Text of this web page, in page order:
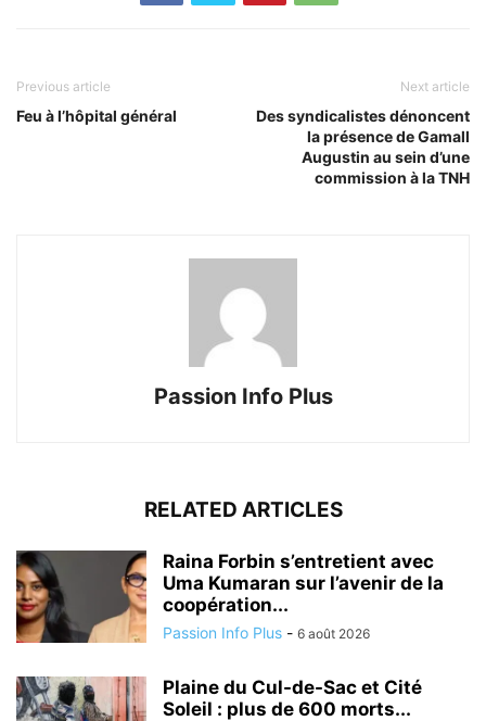
Previous article
Feu à l’hôpital général
Next article
Des syndicalistes dénoncent
la présence de Gamall
Augustin au sein d’une
commission à la TNH
Passion Info Plus
RELATED ARTICLES
Raina Forbin s’entretient avec
Uma Kumaran sur l’avenir de la
coopération...
Passion Info Plus - 6 août 2026
Plaine du Cul-de-Sac et Cité
Soleil : plus de 600 morts...